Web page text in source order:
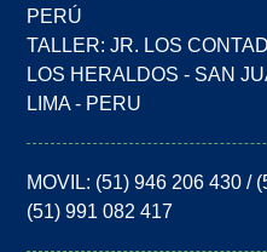
PERÚ
TALLER: JR. LOS
LOS HERALDOS - SAN
LIMA - PERU
MOVIL: (51) 946 206 430 /
(51) 991 082 417